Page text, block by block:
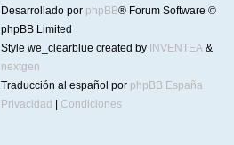
Desarrollado por phpBB® Forum Software ©
phpBB Limited
Style we_clearblue created by INVENTEA &
nextgen
Traducción al español por phpBB España
Privacidad
Condiciones